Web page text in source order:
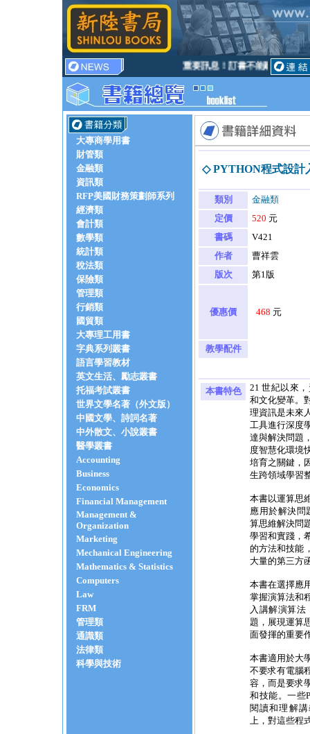
重要訊息！訂書不能刷卡、不能貨
大專商學用書
財管類
金融類
資訊類
RFP美國財務策劃師系列
經濟類
會計類
數學類
統計類
稅法類
保險類
管理類
行銷類
國貿類
大專理工用書
字典系列叢書
語言學習教材
英文生活、勵志叢書
托福考試叢書
世界文學名著（外文版）
中國文學、詩詞名著
中外散文、小說叢書
醫學叢書
Accounting
Business
Economics
Financial Management
Management &
Organization
Marketing
Mechanical Engineering
Mathematics & Statistics
Computers
Law
FRM
管理類
通識類
法律類
科學與技術
◇ PYTHON程式設計
類別
金融類
定價
520 元
書碼
V421
作者
曹祥雲
版次
第1版
優惠價 468 元
教學配件
本書特色
21 世紀以來
和文化變革。
理資訊是未來
工具進行深度
達與解決問題
度智慧化環境
培育之關鍵，
生跨領域學習
本書以運算思
應用於解決問
算思維解決問
學習和實踐，
的方法和技能
大量的第三方
本書在選擇應
掌握演算法和
入講解演算
題，展現運算
面發揮的重要
本書適用於大
不要求有電腦
容，而是要求
和技能。一些
閱讀和理解
上，對這些程